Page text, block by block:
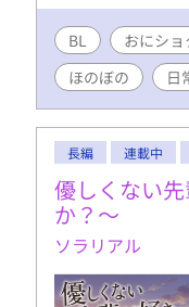
BL おにシ
ほのぼの
日
長編 連載中
優しくない
か？〜
ソラリアル